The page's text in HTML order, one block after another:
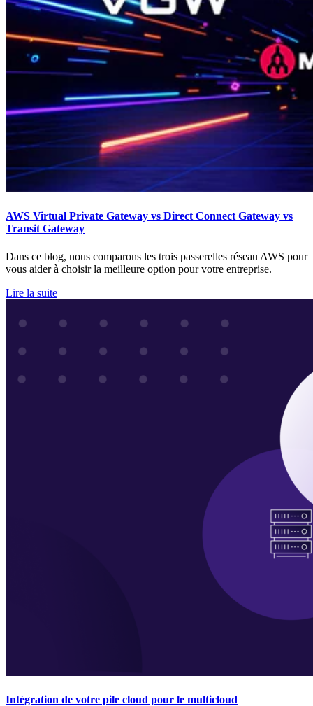
AWS Virtual Private Gateway vs Direct Connect Gateway vs
Transit Gateway
Dans ce blog, nous comparons les trois passerelles réseau AWS pour
vous aider à choisir la meilleure option pour votre entreprise.
Lire la suite
Intégration de votre pile cloud pour le multicloud